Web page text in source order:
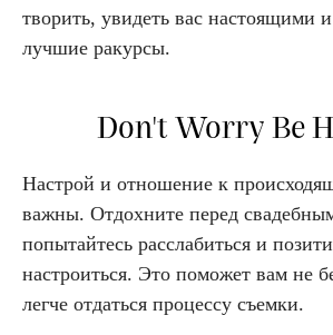
творить, увидеть вас настоящими
лучшие ракурсы.
Don't Worry Be
Настрой и отношение к
важны. Отдохните перед
попытайтесь расслабиться и
настроиться. Это поможет вам не
легче отдаться процессу съемки.